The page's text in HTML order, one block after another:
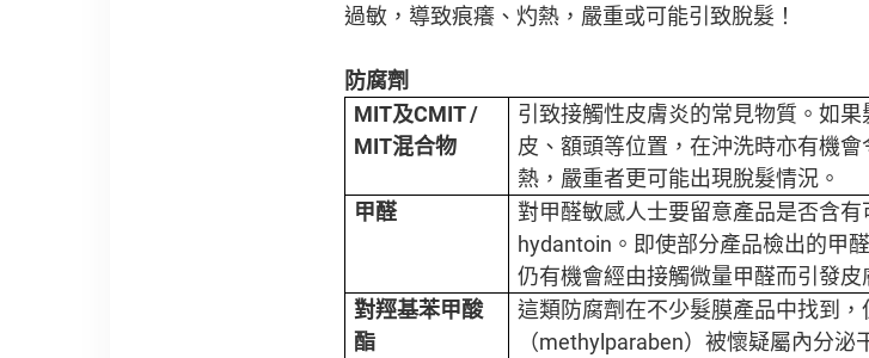
過敏，導致痕癢、灼熱，嚴重或可能引致脫髮！
防腐劑
MIT及CMIT /
MIT混合物
引致接觸性皮膚炎的常見物質。如
皮、額頭等位置，在沖洗時亦有機
熱，嚴重者更可能出現脫髮情況。
甲醛
對甲醛敏感人士要留意產品是否含
hydantoin。即使部分產品檢出的甲
仍有機會經由接觸微量甲醛而引發皮
對羥基苯甲酸
酯
這類防腐劑在不少髮膜產品中找到
（methylparaben）被懷疑屬內分